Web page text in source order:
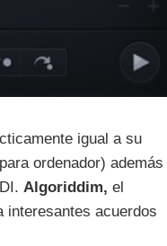
igual a su
ordenador) además
Algoriddim, el
interesantes acuerdos